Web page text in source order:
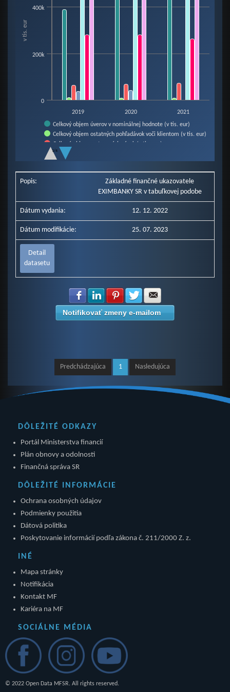
View as data table, Chart
The chart has 1 X axis displaying categories.
The chart has 1 Y axis displaying v tis. eur. Data ranges from 9921 to
v tis. eur
Celkový objem úverov v nominálnej hodnote (v tis. eur)
Celkový objem ostatných pohľadávok voči klientom (v tis. eur)
Celkový objem vystavených antikorona záruk (v tis. eur)
Vlastné imanie (v tis. eur)
Bilančná suma (v tis. eur)
1/4
2019 2020 2021
0
200k
400k
Popis:
Základné finančné ukazovatele
EXIMBANKY SR v tabuľkovej podobe
Dátum vydania: 12. 12. 2022
Dátum modifikácie: 25. 07. 2023
Detail
datasetu
Zdielať na Facebook
Zdielať na LinkedIn
Zdielať na Pinterest
Zdielať na Twitter
Notifikovať zmeny e-mailom
Predchádzajúca 1 Nasledujúca
DÔLEŽITÉ ODKAZY
Portál Ministerstva financií
Plán obnovy a odolnosti
Finančná správa SR
DÔLEŽITÉ INFORMÁCIE
Ochrana osobných údajov
Podmienky použitia
Dátová politika
Poskytovanie informácií podľa zákona č. 211/2000 Z. z.
INÉ
Mapa stránky
Notifikácia
Kontakt MF
Kariéra na MF
SOCIÁLNE MÉDIA
© 2022 Open Data MFSR. All rights reserved.